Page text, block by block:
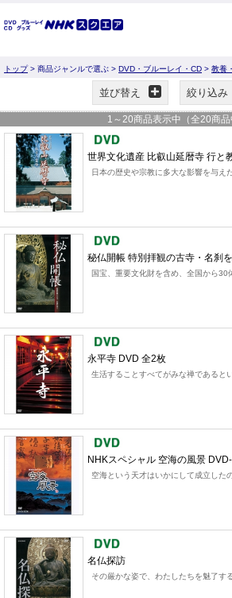
トップ> 商品ジャンルで選ぶ > DVD・ブルーレイ・CD > 教養
並び替え 絞り込み
1 ～ 20商品表示中（全20商品
世界文化遺産 比叡山延暦寺 行と
日本の歴史や宗教に多大な影響を与え
秘仏開帳 特別拝観の古寺・名刹を
国宝、重要文化財を含め、全国から30
永平寺 DVD 全2枚
生活することすべてがみな禅であると
NHKスペシャル 空海の風景
空海という天才はいかにして成立した
名仏探訪
その厳かな姿で、わたしたちを魅了す